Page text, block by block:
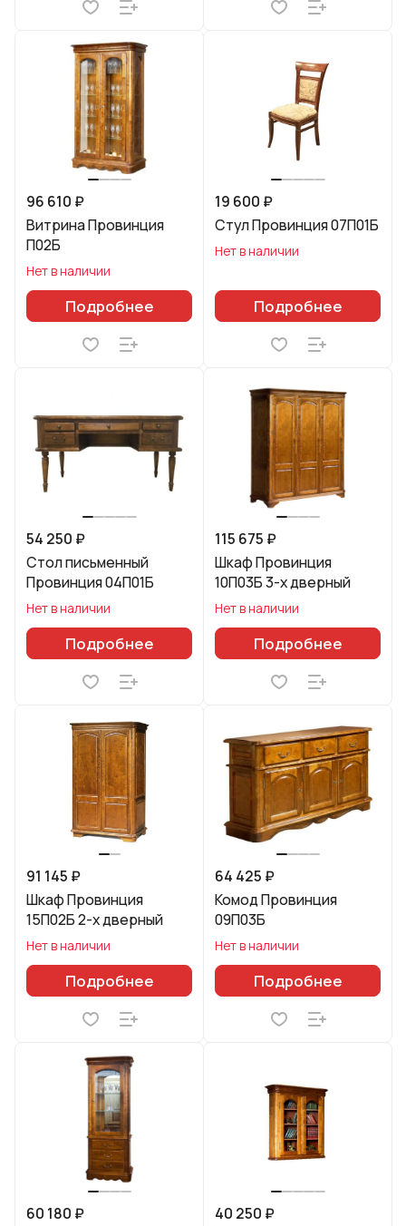
96 610 ₽
Витрина Провинция
П02Б
Нет в наличии
Подробнее
19 600 ₽
Стул Провинция 07П01Б
Нет в наличии
Подробнее
54 250 ₽
Стол письменный
Провинция 04П01Б
Нет в наличии
Подробнее
115 675 ₽
Шкаф Провинция
10П03Б 3-х дверный
Нет в наличии
Подробнее
91 145 ₽
Шкаф Провинция
15П02Б 2-х дверный
Нет в наличии
Подробнее
64 425 ₽
Комод Провинция
09П03Б
Нет в наличии
Подробнее
60 180 ₽
40 250 ₽